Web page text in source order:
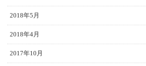
2018年5月
2018年4月
2017年10月